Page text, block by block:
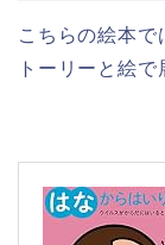
こちらの絵本で
トーリーと絵で